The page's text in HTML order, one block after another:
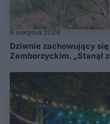
6 sierpnia 2026
Dziwnie zachowujący
Zemborzyckim. „Stanął